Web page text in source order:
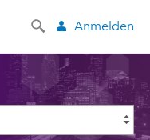
Anmelden